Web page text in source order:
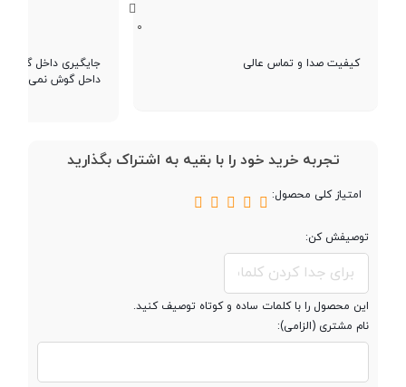
با ANC خاموش : حدودا 6.5 ساعت
شارژ هدفون
شارژ محفظه
روش شارژ شدن از طریق درگاه Type-C
0
کیفیت صدا و تماس عالی
جایگیری داخل گوش
داحل گوش نمی افتد
تجربه خرید خود را با بقیه به اشتراک بگذارید
امتیاز کلی محصول:
توصیفش کن:
این محصول را با کلمات ساده و کوتاه توصیف کنید.
نام مشتری (الزامی):